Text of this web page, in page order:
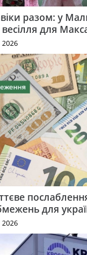
разом: у
для
2026
для
2026